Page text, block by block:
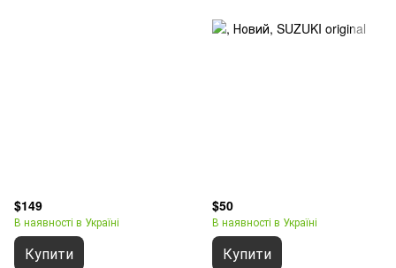
$149
В наявності в Україні
Купити
$50
В наявності в Україні
Купити